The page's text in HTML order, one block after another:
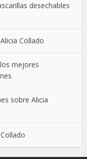
desechables
Collado
mejores
sobre Alicia